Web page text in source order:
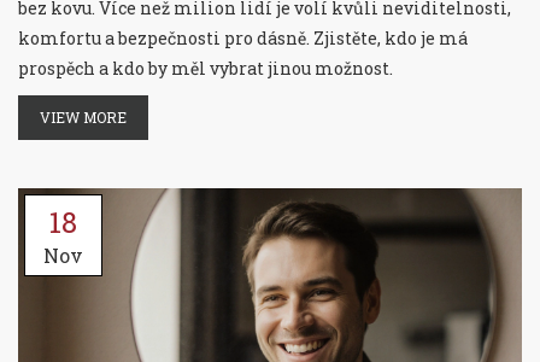
bez kovu. Více než milion lidí je volí kvůli neviditelnosti,
komfortu a bezpečnosti pro dásně. Zjistěte, kdo je má
prospěch a kdo by měl vybrat jinou možnost.
VIEW MORE
18
Nov